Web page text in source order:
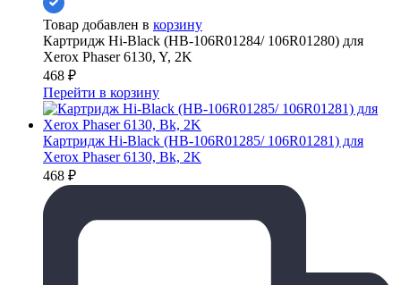
Товар добавлен в корзину
Картридж Hi-Black (HB-106R01284/ 106R01280) для
Xerox Phaser 6130, Y, 2K
468 ₽
Перейти в корзину
Картридж Hi-Black (HB-106R01285/ 106R01281) для
Xerox Phaser 6130, Bk, 2K
468 ₽